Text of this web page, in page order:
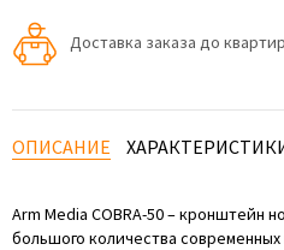
Доставка заказа до
ОПИСАНИЕ
Arm Media COBRA-50 – кронштейн
большого количества